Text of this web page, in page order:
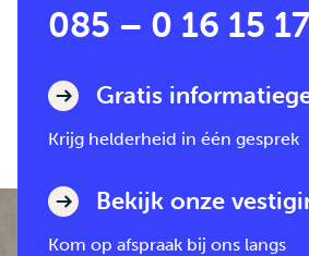
085 – 0 16 15 17
Gratis
Krijg helderheid in één gesprek
Bekijk onze
Kom op afspraak bij ons langs